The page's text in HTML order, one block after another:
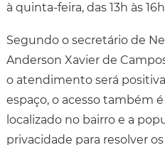
à quinta-feira, das 13h às
Segundo o secretário de
Anderson Xavier de
o atendimento será
espaço, o acesso também
localizado no bairro e a
privacidade para resolver os